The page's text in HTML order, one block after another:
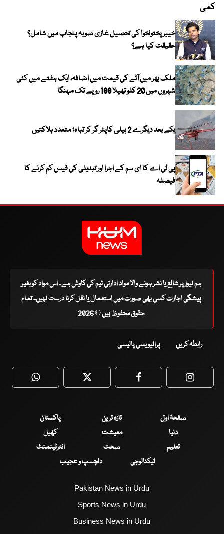
کمی
خیبر پختونخوا کی تحصیل غازی صوبہ پنجاب میں شامل؟
حقیقت کیا ہے؟
ملک بھر میں آٹے کی قیمت میں اضافہ، ایک ہفتے میں کئی
شہروں میں 20 کلو تھیلا 100 روپے تک مہنگا
یکے بعد دیگرے 2 ہیلی کاپٹر گر کر تباہ؛ متعدد ہلاکتیں
پی ٹی اے کا ای سم کے اجرا اور تبدیلی کی فیس کم کرنے کا
فیصلہ
ہم نیوز پر شائع یا نشر ہونے والا مواد ادارتی ٹیم کی کاوش ہے۔ اس مواد کو بغیر
پیشگی اجازت کسی بھی صورت میں استعمال یا نقل کرنا درست نہیں۔ تمام
حقوق محفوظ ہیں © 2026
رابطہ کریں پرائیویسی پالیسی
WhatsApp Twitter Facebook
صفحۂ اول تازہ ترین
پاکستان
دنیا
معیشت
کھیل
تعلیم
صحت
انٹرٹینمنٹ
ٹیکنالوجی
دلچسپ و عجیب
Pakistan News in Urdu
Sports News in Urdu
Business News in Urdu